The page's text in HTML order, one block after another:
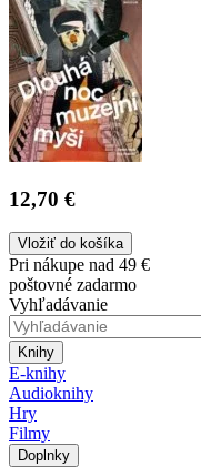
12,70 €
Vložiť do košíka
Pri nákupe nad 49 €
poštovné zadarmo
Vyhľadávanie
Knihy
E-knihy
Audioknihy
Hry
Filmy
Doplnky